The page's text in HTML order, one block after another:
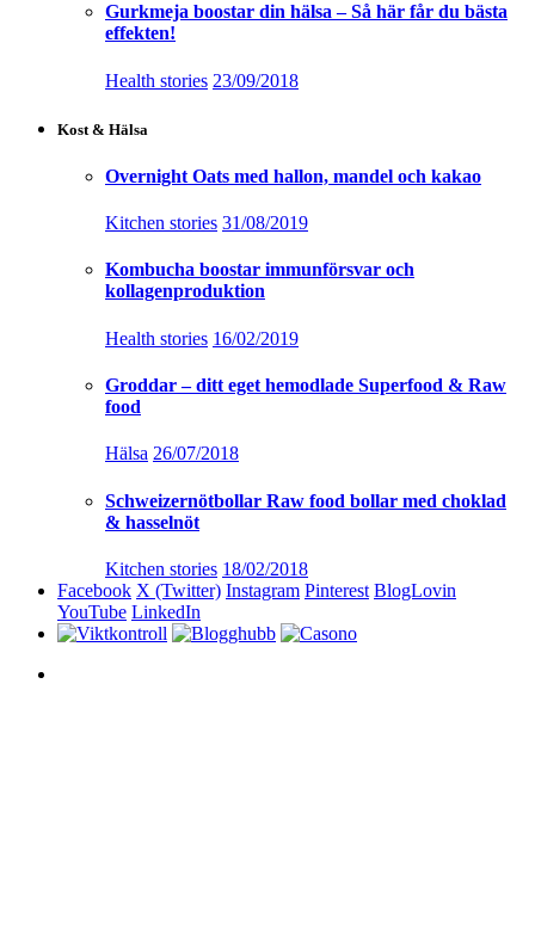
Gurkmeja boostar din hälsa – Så här får du bästa
effekten!
Health stories 23/09/2018
Kost & Hälsa
Overnight Oats med hallon, mandel och kakao
Kitchen stories 31/08/2019
Kombucha boostar immunförsvar och
kollagenproduktion
Health stories 16/02/2019
Groddar – ditt eget hemodlade Superfood & Raw
food
Hälsa 26/07/2018
Schweizernötbollar Raw food bollar med choklad
& hasselnöt
Kitchen stories 18/02/2018
Facebook X (Twitter) Instagram Pinterest BlogLovin
YouTube LinkedIn